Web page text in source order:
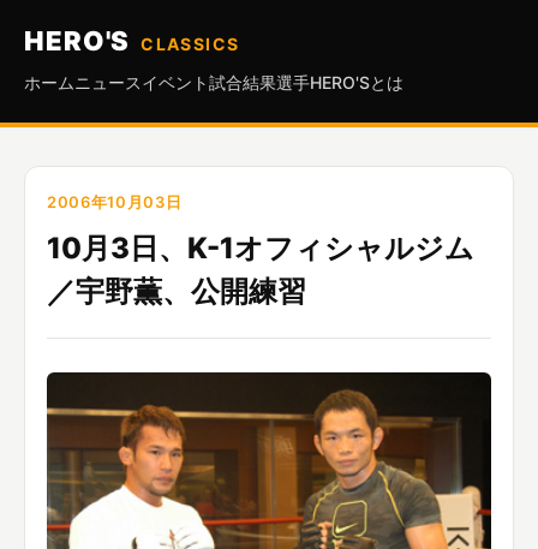
HERO'S
CLASSICS
ホーム ニュースイベント試合結果選手HERO'Sとは
2006年10月03日
10月3日、K-1オフィシャルジム
／宇野薫、公開練習